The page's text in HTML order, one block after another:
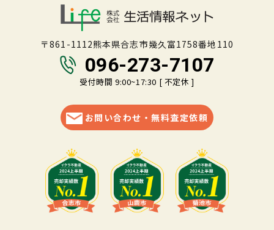
〒861-1112熊本県合志市幾久富1758番地110
096-273-7107
受付時間 9:00~17:30 [ 不定休 ]
お問い合わせ・無料査定依頼